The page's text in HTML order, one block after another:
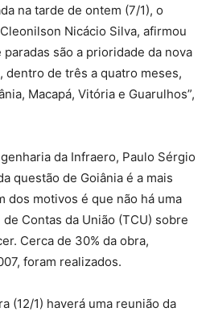
na tarde de ontem (7/1), o
Nicácio Silva, afirmou
são a prioridade da nova
dentro de três a quatro meses,
Macapá, Vitória e Guarulhos”,
da Infraero, Paulo Sérgio
questão de Goiânia é a mais
dos motivos é que não há uma
Contas da União (TCU) sobre
Cerca de 30% da obra,
foram realizados.
(12/1) haverá uma reunião da